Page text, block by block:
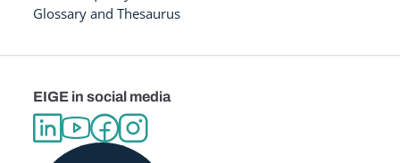
Glossary and Thesaurus
EIGE in social media